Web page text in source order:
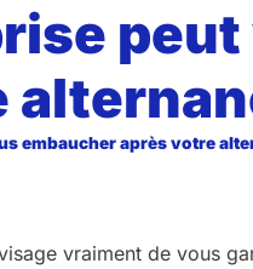
embaucher après votre
vraiment de vous